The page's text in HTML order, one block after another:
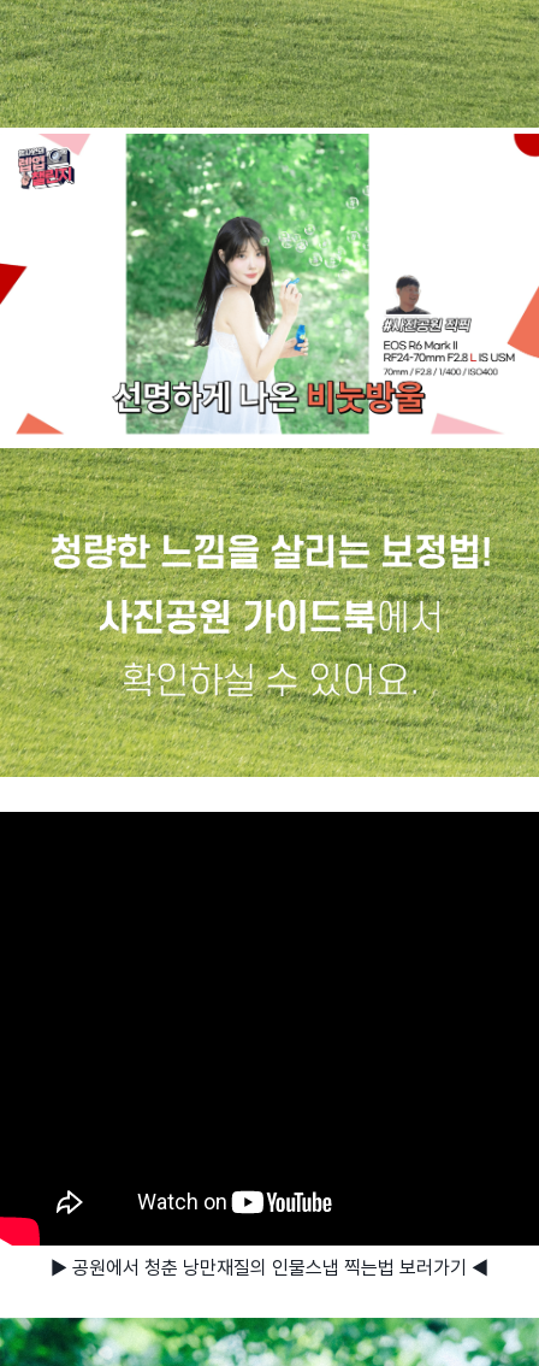
▶ 공원에서 청춘 낭만재질의 인물스냅 찍는법 보러가기 ◀